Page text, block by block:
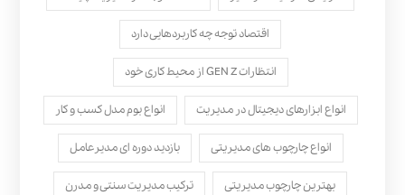
اقتصاد توجه چه کاربردهایی دارد
انتظارات GEN Z از محیط کاری خود
انواع ابزارهای دیجیتال در مدیریت انواع بوم مدل کسب‌ و کار
انواع چارچوب های مدیریتی بازدید دوره ای مدیرعامل
بهترین چارچوب مدیریتی ترکیب مدیریت سنتی و مدرن